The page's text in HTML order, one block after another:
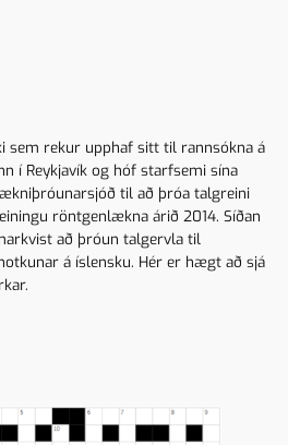
rekur upphaf sitt til rannsókna á
í Reykjavík og hóf starfsemi sína
til að þróa talgreini
röntgenlækna árið 2014. Síðan
að þróun talgervla til
á íslensku. Hér er hægt að sjá